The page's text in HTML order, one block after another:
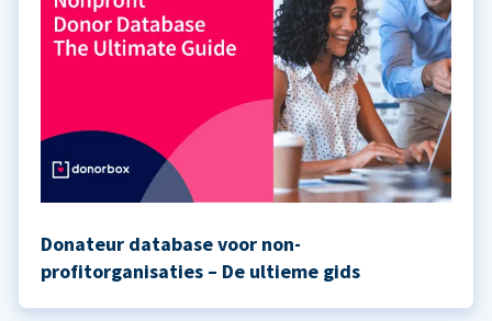
Donateur database voor non-
profitorganisaties – De ultieme gids